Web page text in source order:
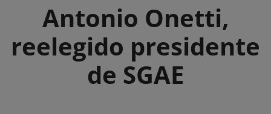
Antonio Onetti,
reelegido presidente
de SGAE